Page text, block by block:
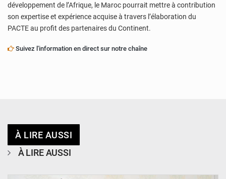
développement de l’Afrique, le Maroc pourrait mettre à contribution
son expertise et expérience acquise à travers l’élaboration du
PACTE au profit des partenaires du Continent.
Suivez l'information en direct sur notre chaîne
À LIRE AUSSI
À LIRE AUSSI